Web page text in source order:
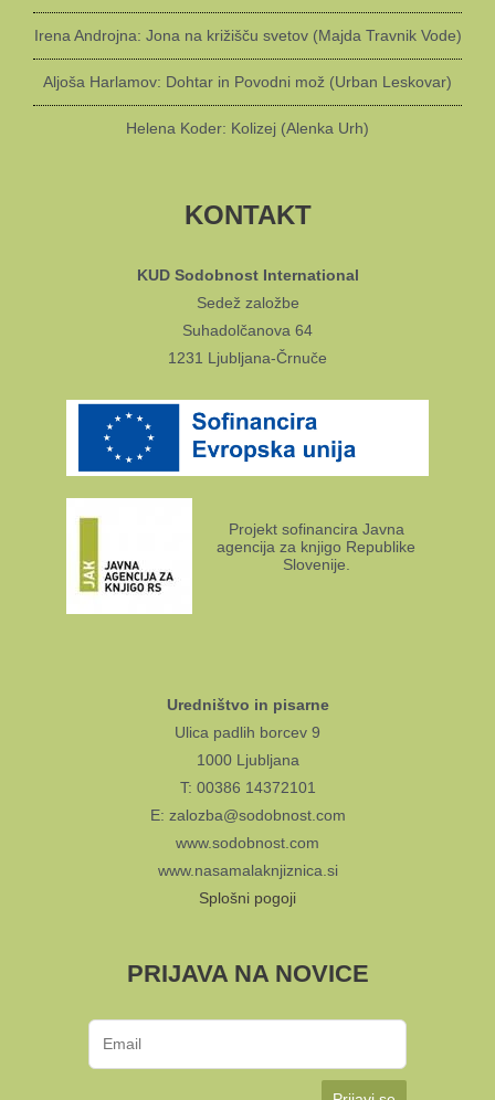
Irena Androjna: Jona na križišču svetov (Majda Travnik Vode)
Aljoša Harlamov: Dohtar in Povodni mož (Urban Leskovar)
Helena Koder: Kolizej (Alenka Urh)
KONTAKT
KUD Sodobnost International
Sedež založbe
Suhadolčanova 64
1231 Ljubljana-Črnuče
Projekt sofinancira Javna
agencija za knjigo Republike
Slovenije.
Uredništvo in pisarne
Ulica padlih borcev 9
1000 Ljubljana
T: 00386 14372101
E: zalozba@sodobnost.com
www.sodobnost.com
www.nasamalaknjiznica.si
Splošni pogoji
PRIJAVA NA NOVICE